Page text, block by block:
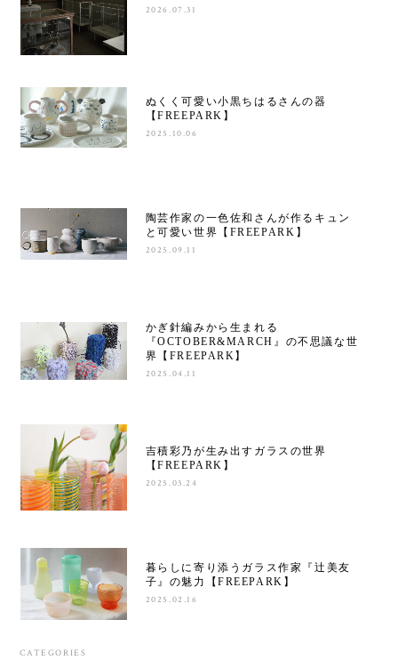
2026.07.31
ぬくく可愛い小黒ちはるさんの器
【FREEPARK】
2025.10.06
陶芸作家の一色佐和さんが作るキュン
と可愛い世界【FREEPARK】
2025.09.11
かぎ針編みから生まれる
『OCTOBER&MARCH』の不思議な世
界【FREEPARK】
2025.04.11
吉積彩乃が生み出すガラスの世界
【FREEPARK】
2025.03.24
暮らしに寄り添うガラス作家『辻美友
子』の魅力【FREEPARK】
2025.02.16
CATEGORIES